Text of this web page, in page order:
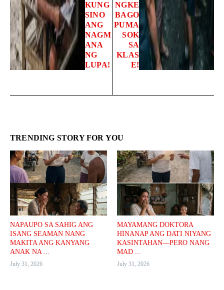
KUNG
SINO
ANG
NAGM
ANA
NG
LUPA!
NGKE
BAGO
PUMA
SOK
SA
KLAS
E!
TRENDING STORY FOR YOU
NAPAUPO SA SAHIG ANG
ISANG SEAMAN NANG
MAKITA ANG KANYANG
ANAK NA ...
July 31, 2026
MAYAMANG DOKTORA
HINANAP ANG DATI NIYANG
KASINTAHAN—PERO NANG
MAD ...
July 31, 2026